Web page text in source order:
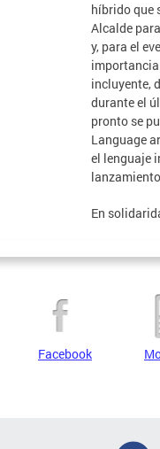
híbrido que
Alcalde
y, para el
importancia
incluyente,
durante el
pronto se
Language
el lenguaje
En
Facebook